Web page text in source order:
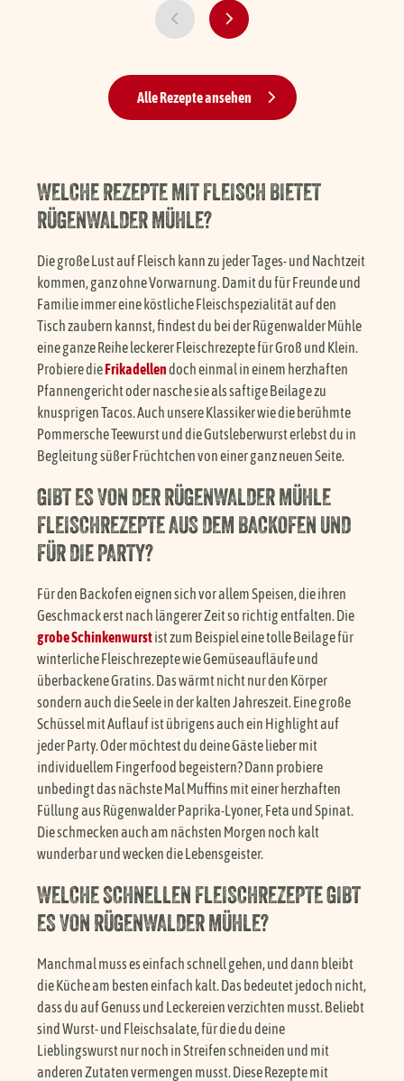
Alle Rezepte ansehen
WELCHE REZEPTE MIT FLEISCH BIETET
RÜGENWALDER MÜHLE?
Die große Lust auf Fleisch kann zu jeder Tages- und Nachtzeit
kommen, ganz ohne Vorwarnung. Damit du für Freunde und
Familie immer eine köstliche Fleischspezialität auf den
Tisch zaubern kannst, findest du bei der Rügenwalder Mühle
eine ganze Reihe leckerer Fleischrezepte für Groß und Klein.
Probiere dieFrikadellendoch einmal in einem herzhaften
Pfannengericht oder nasche sie als saftige Beilage zu
knusprigen Tacos. Auch unsere Klassiker wie die berühmte
Pommersche Teewurst und die Gutsleberwurst erlebst du in
Begleitung süßer Früchtchen von einer ganz neuen Seite.
GIBT ES VON DER RÜGENWALDER MÜHLE
FLEISCHREZEPTE AUS DEM BACKOFEN UND
FÜR DIE PARTY?
Für den Backofen eignen sich vor allem Speisen, die ihren
Geschmack erst nach längerer Zeit so richtig entfalten. Die
grobe Schinkenwurstist zum Beispiel eine tolle Beilage für
winterliche Fleischrezepte wie Gemüseaufläufe und
überbackene Gratins. Das wärmt nicht nur den Körper
sondern auch die Seele in der kalten Jahreszeit. Eine große
Schüssel mit Auflauf ist übrigens auch ein Highlight auf
jeder Party. Oder möchtest du deine Gäste lieber mit
individuellem Fingerfood begeistern? Dann probiere
unbedingt das nächste Mal Muffins mit einer herzhaften
Füllung aus Rügenwalder Paprika-Lyoner, Feta und Spinat.
Die schmecken auch am nächsten Morgen noch kalt
wunderbar und wecken die Lebensgeister.
WELCHE SCHNELLEN FLEISCHREZEPTE GIBT
ES VON RÜGENWALDER MÜHLE?
Manchmal muss es einfach schnell gehen, und dann bleibt
die Küche am besten einfach kalt. Das bedeutet jedoch nicht,
dass du auf Genuss und Leckereien verzichten musst. Beliebt
sind Wurst- und Fleischsalate, für die du deine
Lieblingswurst nur noch in Streifen schneiden und mit
anderen Zutaten vermengen musst. Diese Rezepte mit